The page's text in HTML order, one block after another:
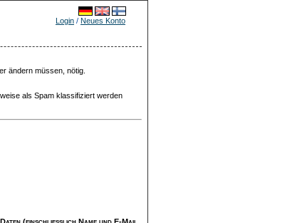
Login / Neues Konto
ändern müssen, nötig.
als Spam klassifiziert werden